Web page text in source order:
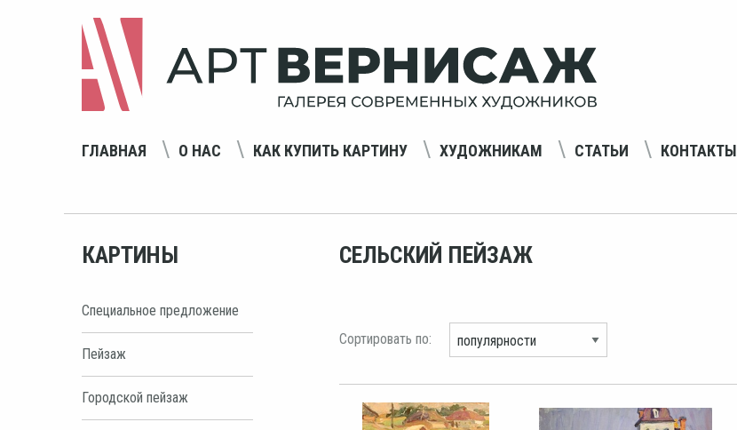
ГЛАВНАЯ О НАС КАК КУПИТЬ КАРТИНУ ХУДОЖНИКАМ СТАТЬИ КОНТАКТЫ
КАРТИНЫ
Специальное предложение
Пейзаж
Городской пейзаж
СЕЛЬСКИЙ ПЕЙЗАЖ
Сортировать по: